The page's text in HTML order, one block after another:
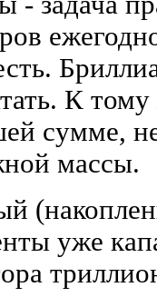
К
сумме,
массы.
уже